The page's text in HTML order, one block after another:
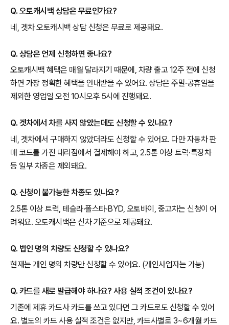
Q. 오토캐시백 상담은 무료인가요?
네, 겟차 오토캐시백 상담 신청은 무료로 제공돼요.
Q. 상담은 언제 신청하면 좋나요?
오토캐시백 혜택은 매월 달라지기 때문에, 차량 출고 12주 전에 신청
하면 가장 정확한 혜택을 안내받을 수 있어요. 상담은 주말·공휴일을
제외한 영업일 오전 10시오후 5시에 진행돼요.
Q. 겟차에서 차를 사지 않았는데도 신청할 수 있나요?
네, 겟차에서 구매하지 않았더라도 신청할 수 있어요. 다만 자동차 판
매 코드를 가진 대리점에서 결제해야 하고, 2.5톤 이상 트럭·특장차
등 일부 차종은 제외돼요.
Q. 신청이 불가능한 차종도 있나요?
2.5톤 이상 트럭, 테슬라·폴스타·BYD, 오토바이, 중고차는 신청이 어
려워요. 오토캐시백은 신차 기준으로 제공돼요.
Q. 법인 명의 차량도 신청할 수 있나요?
현재는 개인 명의 차량만 신청할 수 있어요. (개인사업자는 가능)
Q. 카드를 새로 발급해야 하나요? 사용 실적 조건이 있나요?
기존에 제휴 카드사 카드를 쓰고 있다면 그 카드로도 신청할 수 있어
요. 별도의 카드 사용 실적 조건은 없지만, 카드사별로 3~6개월 카드